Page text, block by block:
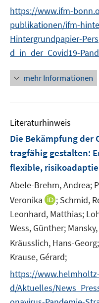
e
n
n
e
u
e
F
e
n
e
r
ö
f
f
e
n
https://www.ifm-
publikationen/ifm-
Hintergrundpapier-
d_in_der_Covid19-
mehr Informationen
Literaturhinweis
Die Bekämpfung der
tragfähig gestalten:
flexible,
Abele-Brehm, Andrea;
Veronika
I
n
u
e
m
F
e
; Schmid,
Leonhard, Matthias;
Wess, Günther;
Kräusslich, Hans-Georg;
Krause, Gérard;
https://
d/Aktuelles/